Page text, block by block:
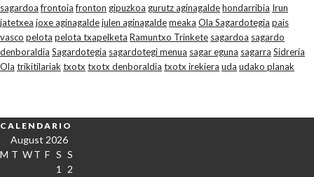
sagardoa frontoia fronton gipuzkoa gurutz aginagaldehondarribia Irun
jatetxea joxe aginagaldejulen aginagaldemeaka Ola Sagardotegia pais
vasco pelota pelota txapelketa Ramuntxo Trinkete sagardoa sagardo
denboraldia Sagardotegia sagardotegi menua sagar eguna sagarra Sidrería
Ola trikitilariaktxotx txotx denboraldia txotx irekiera uda udako planak
CALENDARIO
August 2026
M T WT F S S
1 2